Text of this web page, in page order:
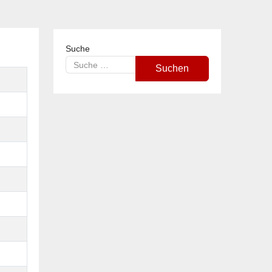
Suche
Suchen